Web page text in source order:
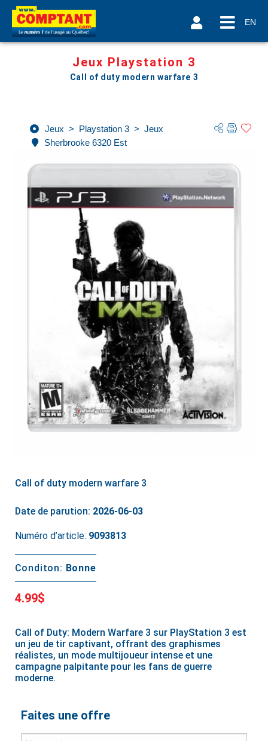
EN
Jeux Playstation 3
Call of duty modern warfare 3
Jeux > Playstation 3 > Jeux
Sherbrooke 6320 Est
Call of duty modern warfare 3
Date de parution: 2026-06-03
Numéro d’article: 9093813
Conditon: Bonne
4.99$
Call of Duty: Modern Warfare 3 sur PlayStation 3 est
un jeu de tir captivant, offrant des graphismes
réalistes, un mode multijoueur intense et une
campagne palpitante pour les fans de guerre
moderne.
Faites une offre